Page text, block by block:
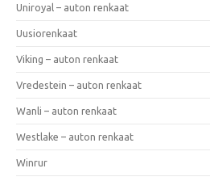
Uniroyal – auton renkaat
Uusiorenkaat
Viking – auton renkaat
Vredestein – auton renkaat
Wanli – auton renkaat
Westlake – auton renkaat
Winrur